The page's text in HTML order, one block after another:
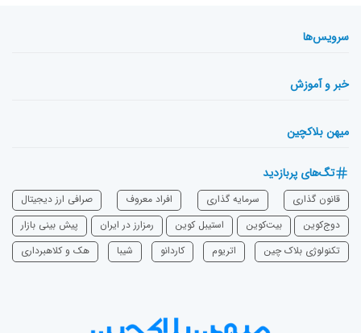
سرویس‌ها
خبر و آموزش
میهن بلاکچین
تگ‌های پربازدید
قانون گذاری سرمایه‌ گذاری افراد معروف
صرافی ارز دیجیتال
دوج‌کوین
بیت‌کوین استیبل کوین رمزارز در ایران
پیش بینی بازار
تکنولوژی بلاک چین
اتریوم ‌کاردانو شیبا هک و کلاهبرداری